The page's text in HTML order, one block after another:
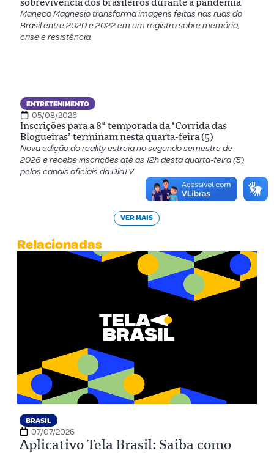
Maneco Magnesio transforma imagens feitas nas ruas do
Brasil entre 2020 e 2022 em um registro sobre memória,
crise e resistência
ENTRETENIMENTO
05/08/2026
Inscrições para a 8ª temporada da ‘Corrida das
Blogueiras’ terminam nesta quarta-feira (5)
Nova edição do reality estreia no segundo semestre de
2026 e recebe inscrições até as 12h desta quarta-feira (5)
pelos canais oficiais da DiaTV
VER MAIS
Relacionadas
BRASIL
07/07/2026
Aplicativo Tela Brasil: Saiba como